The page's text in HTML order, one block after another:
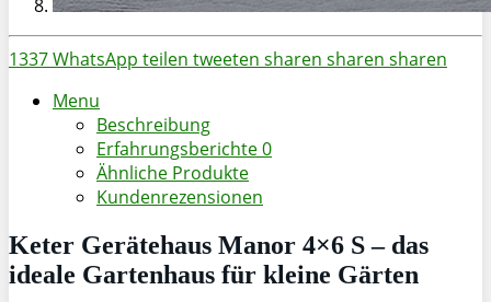
1337WhatsApp teilen tweeten sharen sharen sharen
Menu
Beschreibung
Erfahrungsberichte0
Ähnliche Produkte
Kundenrezensionen
Keter Gerätehaus Manor 4×6 S – das
ideale Gartenhaus für kleine Gärten